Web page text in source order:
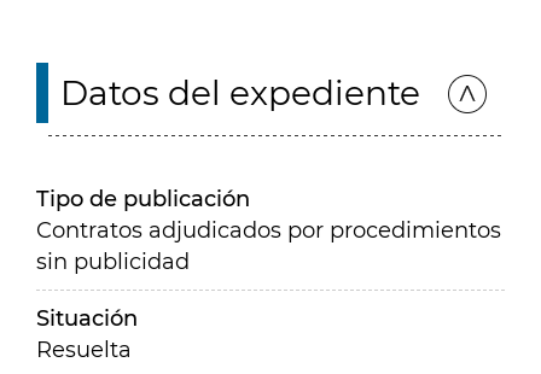
Datos del expediente
Tipo de publicación
Contratos adjudicados por procedimientos
sin publicidad
Situación
Resuelta